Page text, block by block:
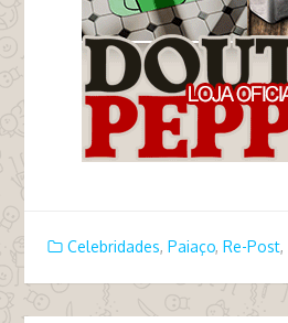
Celebridades, Paiaço, Re-Post,